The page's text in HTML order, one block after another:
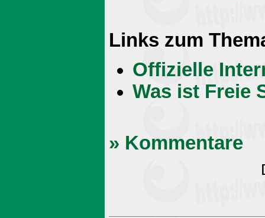
Links zum
Offizielle
Was ist Freie
» Kommentare